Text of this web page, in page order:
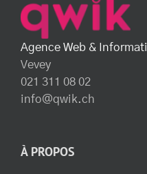
Agence Web &
Vevey
021 311 08 02
info@qwik.ch
À PROPOS